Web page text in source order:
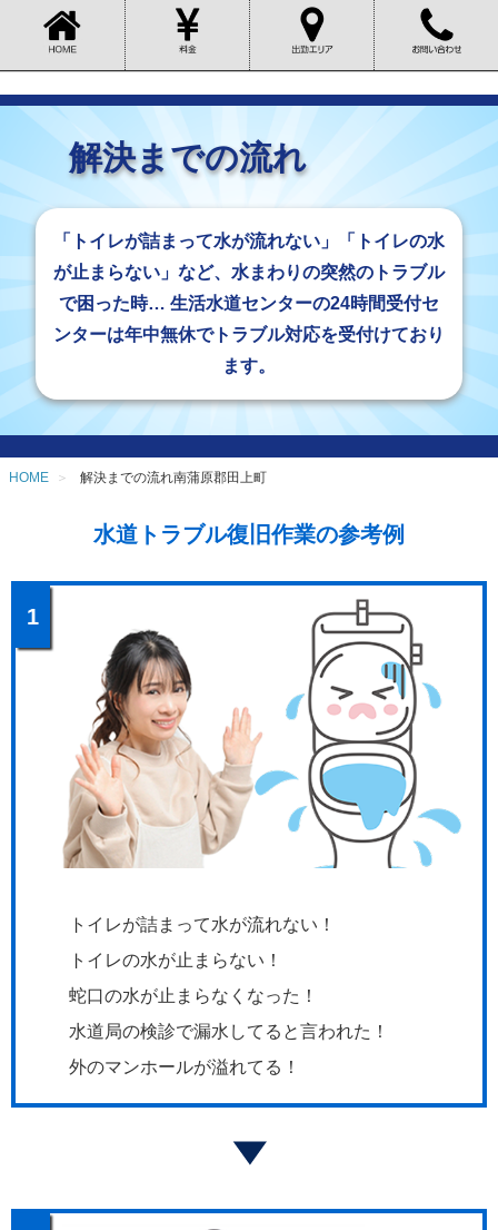
解決までの流れ
「トイレが詰まって水が流れない」「トイレの水
が止まらない」など、水まわりの突然のトラブル
で困った時… 生活水道センターの24時間受付セ
ンターは年中無休でトラブル対応を受付けており
ます。
HOME 解決までの流れ南蒲原郡田上町
水道トラブル復旧作業の参考例
1
トイレが詰まって水が流れない！
トイレの水が止まらない！
蛇口の水が止まらなくなった！
水道局の検診で漏水してると言われた！
外のマンホールが溢れてる！